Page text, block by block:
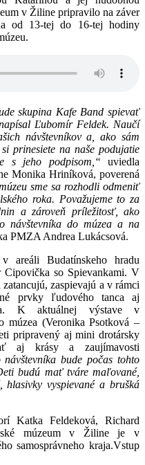
v Žiline pripravilo na záver
od 13-tej do 16-tej hodiny
skupina Kafe Band spievať
Ľubomír Feldek. Naučí
návštevníkov a, ako sám
prinesiete na naše podujatie
s jeho podpisom,“ uviedla
Monika Hriníková, poverená
sme sa rozhodli odmeniť
roka. Považujeme to za
a zároveň príležitosť, ako
návštevníka do múzea a na
PMZA Andrea Lukácsová.
areáli Budatínskeho hradu
so Spievankami. V
zaspievajú a v rámci
prvky ľudového tanca aj
K aktuálnej výstave v
múzea (Veronika Psotková –
pripravený aj mini drotársky
aj krásy a zaujímavosti
návštevníka bude počas tohto
budú mať tváre maľované,
hlasivky vyspievané a brušká
Katka Feldeková, Richard
múzeum v Žiline je v
samosprávneho kraja.Vstup